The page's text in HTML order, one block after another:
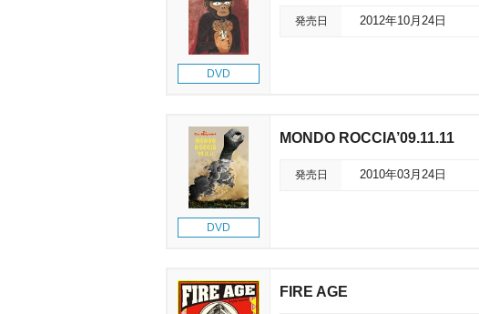
DVD
発売日 2012年10月24日
DVD
MONDO ROCCIA’09.11.11
発売日 2010年03月24日
FIRE AGE